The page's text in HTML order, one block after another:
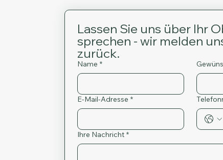
Lassen Sie uns über Ihr
sprechen - wir melden
zurück.
Name *
E-Mail-Adresse *
Ihre Nachricht *